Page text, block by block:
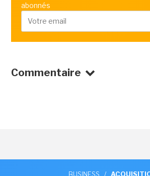
abonnés
Commentaire
BUSINESS /